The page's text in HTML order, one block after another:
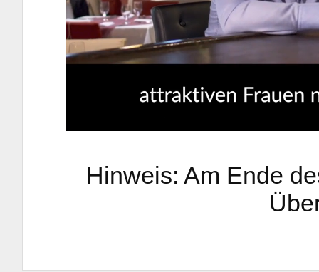
Hinweis: Am Ende